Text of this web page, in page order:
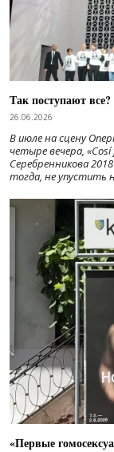
Так поступают
26.06.2026
В июле на сцену
четыре вечера,
Серебренникова
тогда, не упустить
«Первые